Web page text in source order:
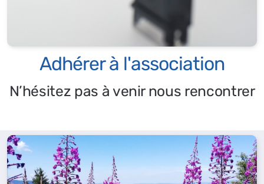
Adhérer à l'association
N’hésitez pas à venir nous rencontrer